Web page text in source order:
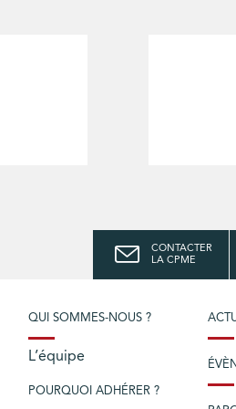
CONTACTER
LA CPME
QUI SOMMES-NOUS ?
L’équipe
POURQUOI ADHÉRER ?